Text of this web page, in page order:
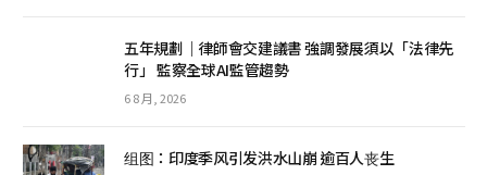
五年規劃｜律師會交建議書 強調發展須以「法律先
行」 監察全球AI監管趨勢
6 8 月, 2026
组图：印度季风引发洪水山崩 逾百人丧生